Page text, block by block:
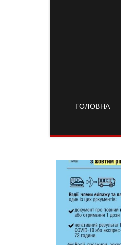
ГОЛОВНА